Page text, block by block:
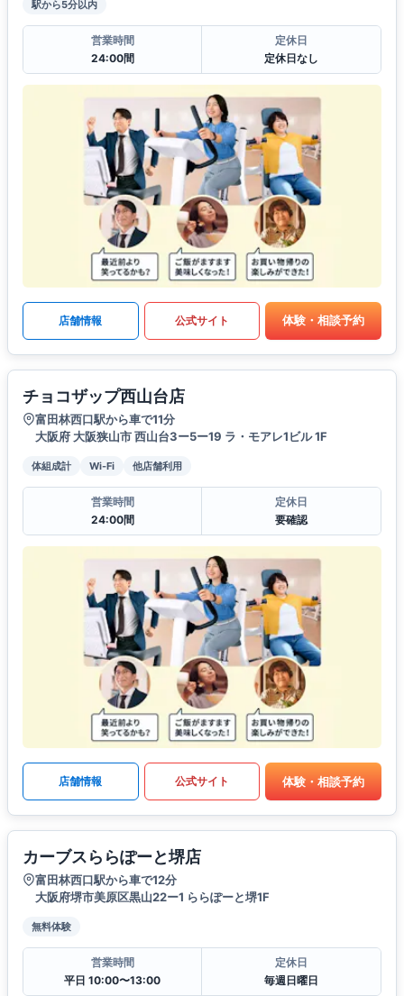
駅から5分以内
営業時間
24:00間
定休日
定休日なし
店舗情報 公式サイト 体験・相談予約
チョコザップ西山台店
富田林西口駅から車で11分
大阪府 大阪狭山市 西山台3ー5ー19 ラ・モアレ1ビル 1F
体組成計 Wi-Fi 他店舗利用
営業時間
24:00間
定休日
要確認
店舗情報 公式サイト 体験・相談予約
カーブスららぽーと堺店
富田林西口駅から車で12分
大阪府堺市美原区黒山22ー1 ららぽーと堺1F
無料体験
営業時間
平日 10:00〜13:00
定休日
毎週日曜日